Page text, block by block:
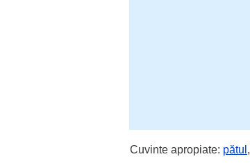
Cuvinte apropiate: pătul ,